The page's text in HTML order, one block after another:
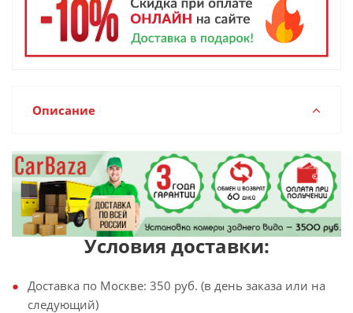
Описание
Условия доставки:
Доставка по Москве: 350 руб. (в день заказа или на
следующий)